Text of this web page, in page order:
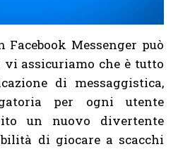
Facebook Messenger può
vi assicuriamo che è tutto
di messaggistica,
per ogni utente
un nuovo divertente
di giocare a scacchi